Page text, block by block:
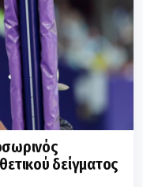
δείγματος